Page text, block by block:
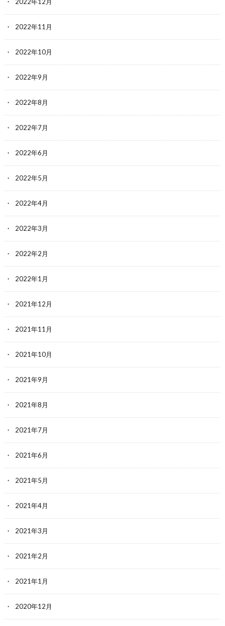
2022年11月
2022年10月
2022年9月
2022年8月
2022年7月
2022年6月
2022年5月
2022年4月
2022年3月
2022年2月
2022年1月
2021年12月
2021年11月
2021年10月
2021年9月
2021年8月
2021年7月
2021年6月
2021年5月
2021年4月
2021年3月
2021年2月
2021年1月
2020年12月